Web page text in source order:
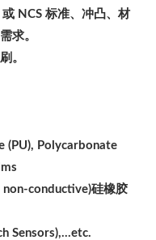
NCS 标准、冲凸、材
求。
。
(PU), Polycarbonate
conductive)硅橡胶
Sensors),…etc.